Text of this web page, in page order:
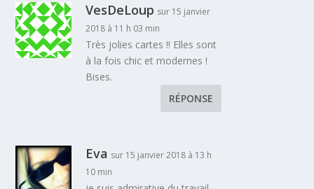
VesDeLoup sur 15 janvier
2018 à 11 h 03 min
Très jolies cartes !! Elles sont
à la fois chic et modernes !
Bises.
RÉPONSE
Eva sur 15 janvier 2018 à 13 h
10 min